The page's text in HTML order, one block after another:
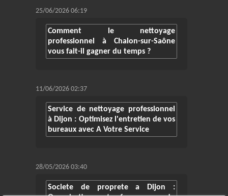
25/06/2026 06:19
Comment le nettoyage
professionnel à Chalon-sur-Saône
vous fait-il gagner du temps ?
11/06/2026 02:37
Service de nettoyage professionnel
à Dijon : Optimisez l'entretien de vos
bureaux avec A Votre Service
28/05/2026 03:40
Societe de proprete a Dijon :